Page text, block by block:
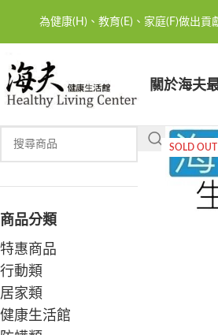
健康(H)、教育(E)、家庭(F)做出貢獻
關於海夫
商品分類
特惠商品
行動類
居家類
健康生活館
SOLD OUT